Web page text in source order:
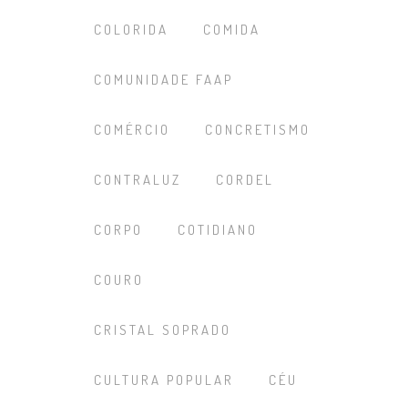
COLORIDA COMIDA
COMUNIDADE FAAP
COMÉRCIO CONCRETISMO
CONTRALUZ CORDEL
CORPO COTIDIANO
COURO
CRISTAL SOPRADO
CULTURA POPULAR CÉU